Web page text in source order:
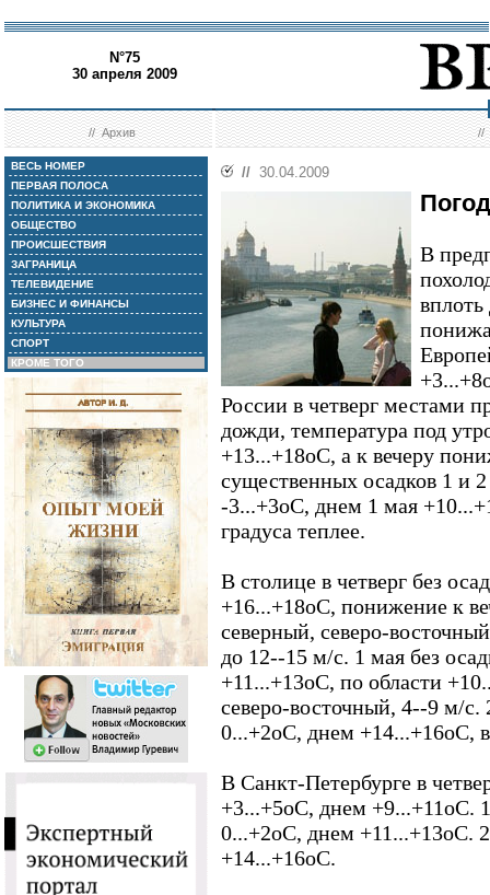
N°75
30 апреля 2009
//Архив //
ВЕСЬ НОМЕР
ПЕРВАЯ ПОЛОСА
ПОЛИТИКА И ЭКОНОМИКА
ОБЩЕСТВО
ПРОИСШЕСТВИЯ
ЗАГРАНИЦА
ТЕЛЕВИДЕНИЕ
БИЗНЕС И ФИНАНСЫ
КУЛЬТУРА
СПОРТ
КРОМЕ ТОГО
// 30.04.2009
В
России в четверг местами
дожди, температура под
+13...+18оС, а к вечеру
существенных осадков 1 и
-3...+3оС, днем 1 мая
градуса теплее.
В столице в четверг без
+16...+18оС, понижение к
северный, северо-
до 12--15 м/с. 1 мая без
+11...+13оС, по области
северо-восточный, 4--9 м/с.
0...+2оС, днем +14...+16оС,
В Санкт-Петербурге в
+3...+5оС, днем +9...+11оС.
0...+2оС, днем +11...+13оС.
+14...+16оС.